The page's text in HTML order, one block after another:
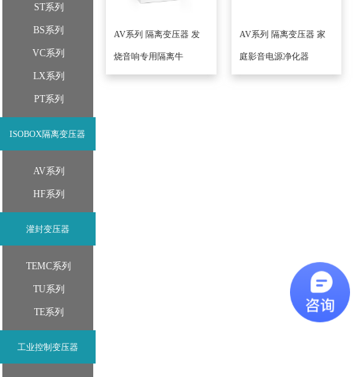
ST系列
BS系列
VC系列
LX系列
PT系列
ISOBOX隔离变压器
AV系列
HF系列
灌封变压器
TEMC系列
TU系列
TE系列
工业控制变压器
AV系列 隔离变压器 发
烧音响专用隔离牛
AV系列 隔离变压器 家
庭影音电源净化器